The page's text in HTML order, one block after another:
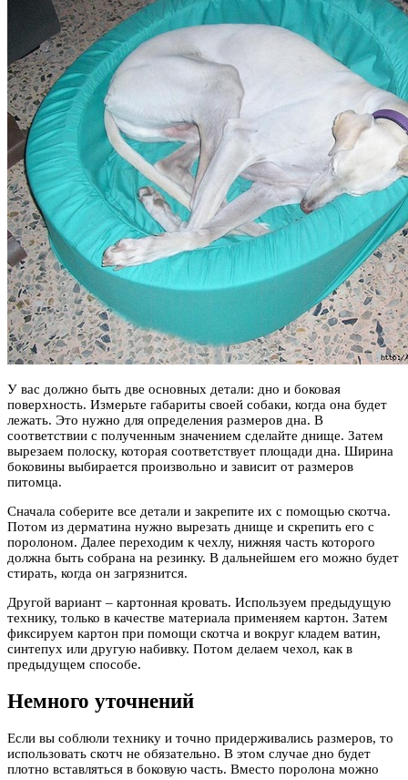
У вас должно быть две основных детали: дно и боковая
поверхность. Измерьте габариты своей собаки, когда она будет
лежать. Это нужно для определения размеров дна. В
соответствии с полученным значением сделайте днище. Затем
вырезаем полоску, которая соответствует площади дна. Ширина
боковины выбирается произвольно и зависит от размеров
питомца.
Сначала соберите все детали и закрепите их с помощью скотча.
Потом из дерматина нужно вырезать днище и скрепить его с
поролоном. Далее переходим к чехлу, нижняя часть которого
должна быть собрана на резинку. В дальнейшем его можно будет
стирать, когда он загрязнится.
Другой вариант – картонная кровать. Используем предыдущую
технику, только в качестве материала применяем картон. Затем
фиксируем картон при помощи скотча и вокруг кладем ватин,
синтепух или другую набивку. Потом делаем чехол, как в
предыдущем способе.
Немного уточнений
Если вы соблюли технику и точно придерживались размеров, то
использовать скотч не обязательно. В этом случае дно будет
плотно вставляться в боковую часть. Вместо поролона можно